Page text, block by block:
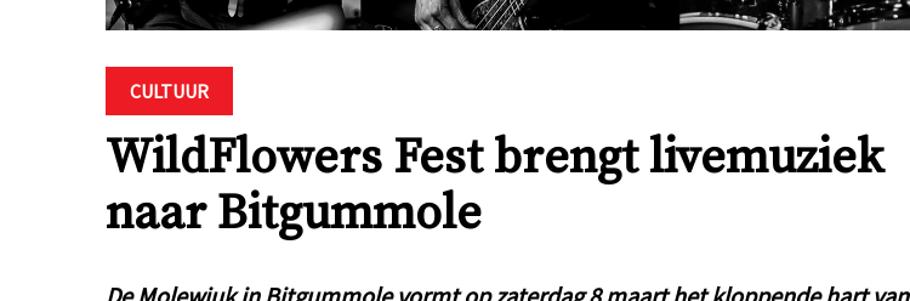
CULTUUR
WildFlowers Fest brengt livemuziek
naar Bitgummole